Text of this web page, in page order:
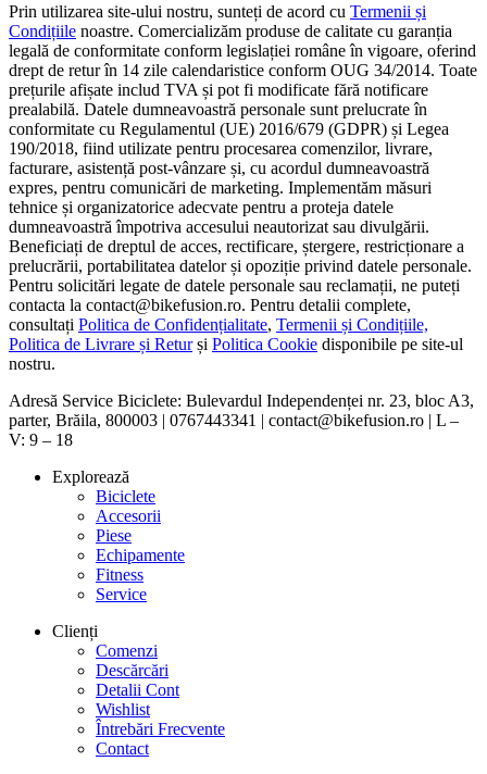
Prin utilizarea site-ului nostru, sunteți de acord cu Termenii și
Condițiile noastre. Comercializăm produse de calitate cu garanția
legală de conformitate conform legislației române în vigoare, oferind
drept de retur în 14 zile calendaristice conform OUG 34/2014. Toate
prețurile afișate includ TVA și pot fi modificate fără notificare
prealabilă. Datele dumneavoastră personale sunt prelucrate în
conformitate cu Regulamentul (UE) 2016/679 (GDPR) și Legea
190/2018, fiind utilizate pentru procesarea comenzilor, livrare,
facturare, asistență post-vânzare și, cu acordul dumneavoastră
expres, pentru comunicări de marketing. Implementăm măsuri
tehnice și organizatorice adecvate pentru a proteja datele
dumneavoastră împotriva accesului neautorizat sau divulgării.
Beneficiați de dreptul de acces, rectificare, ștergere, restricționare a
prelucrării, portabilitatea datelor și opoziție privind datele personale.
Pentru solicitări legate de datele personale sau reclamații, ne puteți
contacta la contact@bikefusion.ro. Pentru detalii complete,
consultați Politica de Confidențialitate, Termenii și Condițiile,
Politica de Livrare și Returși Politica Cookie disponibile pe site-ul
nostru.
Adresă Service Biciclete: Bulevardul Independenței nr. 23, bloc A3,
parter, Brăila, 800003 | 0767443341 | contact@bikefusion.ro | L –
V: 9 – 18
Explorează
Biciclete
Accesorii
Piese
Echipamente
Fitness
Service
Clienți
Comenzi
Descărcări
Detalii Cont
Wishlist
Întrebări Frecvente
Contact